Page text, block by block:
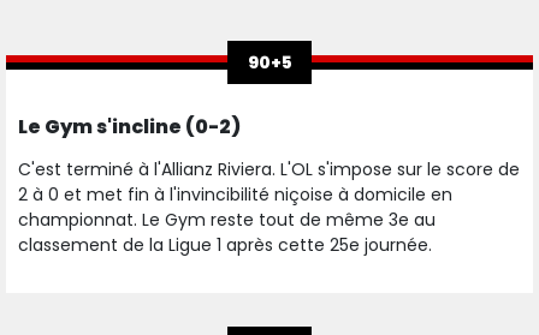
90+5
Le Gym s'incline (0-2)
C'est terminé à l'Allianz Riviera. L'OL s'impose sur le score de
2 à 0 et met fin à l'invincibilité niçoise à domicile en
championnat. Le Gym reste tout de même 3e au
classement de la Ligue 1 après cette 25e journée.